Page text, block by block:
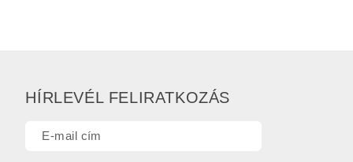
HÍRLEVÉL FELIRATKOZÁS